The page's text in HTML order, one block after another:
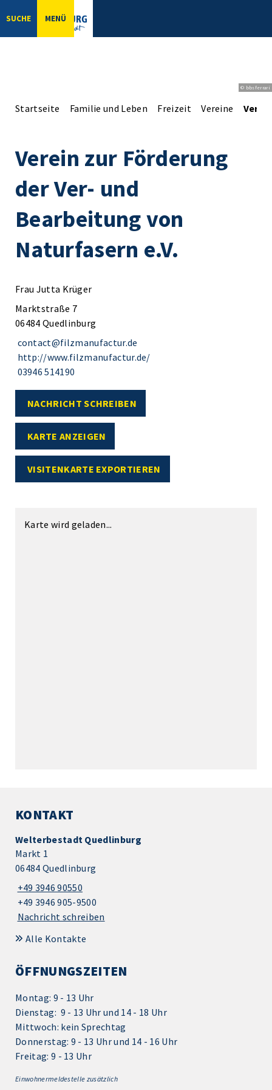
SUCHE MENÜ
© bbsferrari
Startseite Familie und Leben Freizeit Vereine
Verein zur Förderung
der Ver- und
Bearbeitung von
Naturfasern e.V.
Frau Jutta Krüger
Marktstraße 7
06484 Quedlinburg
contact@filzmanufactur.de
http://www.filzmanufactur.de/
03946 514190
NACHRICHT SCHREIBEN
KARTE ANZEIGEN
VISITENKARTE EXPORTIEREN
Karte wird geladen...
KONTAKT
Welterbestadt Quedlinburg
Markt 1
06484 Quedlinburg
+49 3946 90550
+49 3946 905-9500
Nachricht schreiben
Alle Kontakte
ÖFFNUNGSZEITEN
Montag: 9 - 13 Uhr
Dienstag: 9 - 13 Uhr und 14 - 18 Uhr
Mittwoch: kein Sprechtag
Donnerstag: 9 - 13 Uhr und 14 - 16 Uhr
Freitag: 9 - 13 Uhr
Einwohnermeldestelle zusätzlich